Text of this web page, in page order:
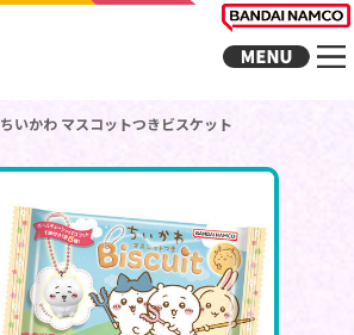
ちいかわ マスコットつきビスケット